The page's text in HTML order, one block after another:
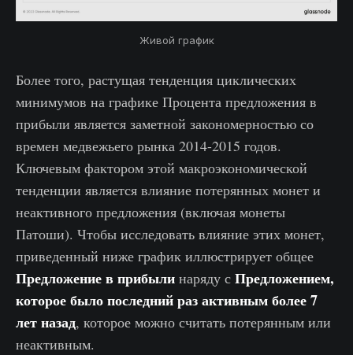
Живой график
Более того, растущая тенденция циклических
минимумов на графике Процента предложения в
прибыли является заметной закономерностью со
времен медвежьего рынка 2014-2015 годов.
Ключевым фактором этой макроэкономической
тенденции является влияние потерянных монет и
неактивного предложения (включая монеты
Патоши). Чтобы исследовать влияние этих монет,
приведенный ниже график иллюстрирует общее
Предложение в прибыли наряду с Предложением,
которое было последний раз активным более 7
лет назад, которое можно считать потерянным или
неактивным.